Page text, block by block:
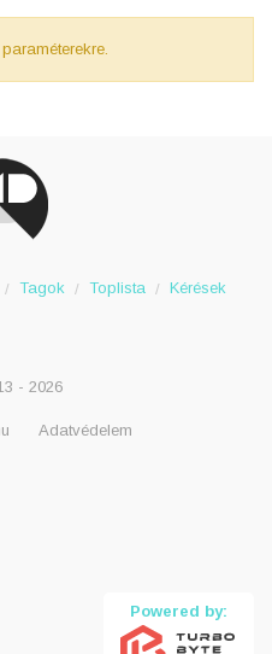
Tagok Toplista Kérések
- 2026
Adatvédelem
Powered by: